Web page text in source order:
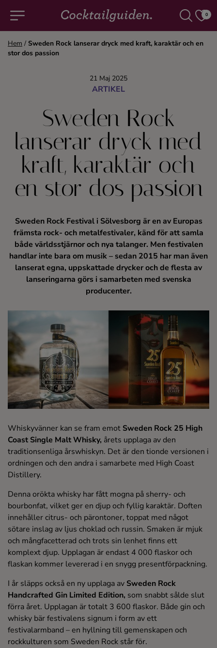
0
COCKTAILS & DRINKAR
Alla cocktails & drinkar
Alkoholfritt
Champagne
Cocktails
Gin
Kaffe
Konjak
Likör
Rom
Tequila
Vodka
Ingredienser
Hem / Sweden Rock lanserar dryck med kraft, karaktär och en
stor dos passion
21 Maj 2025
ARTIKEL
Sweden Rock
lanserar dryck med
kraft, karaktär och
en stor dos passion
Sweden Rock Festival i Sölvesborg är en av Europas
främsta rock- och metalfestivaler, känd för att samla
både världsstjärnor och nya talanger. Men festivalen
handlar inte bara om musik – sedan 2015 har man även
lanserat egna, uppskattade drycker och de flesta av
lanseringarna görs i samarbeten med svenska
producenter.
Whiskyvänner kan se fram emot Sweden Rock 25 High
Coast Single Malt Whisky, årets upplaga av den
traditionsenliga årswhiskyn. Det är den tionde versionen i
ordningen och den andra i samarbete med High Coast
Distillery.
Denna orökta whisky har fått mogna på sherry- och
bourbonfat, vilket ger en djup och fyllig karaktär. Doften
innehåller citrus- och pärontoner, toppat med något
sötare inslag av ljus choklad och russin. Smaken är mjuk
och mångfacetterad och trots sin lenhet finns ett
komplext djup. Upplagan är endast 4 000 flaskor och
flaskan kommer levererad i en snygg presentförpackning.
I år släpps också en ny upplaga av Sweden Rock
Handcrafted Gin Limited Edition, som snabbt sålde slut
förra året. Upplagan är totalt 3 600 flaskor. Både gin och
whisky bär festivalens signum i form av ett
festivalarmband – en hyllning till gemenskapen och
rockkulturen som Sweden Rock står för.